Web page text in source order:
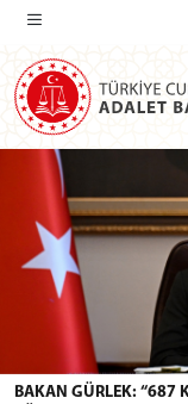
REPUBLIC
BAKAN GÜRLEK: “687